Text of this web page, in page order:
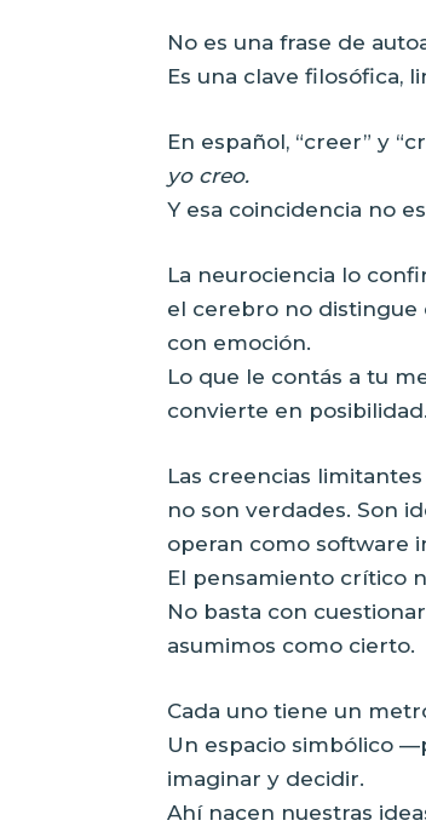
No es una frase de
Es una clave filosófica,
En español, “creer” y
yo creo.
Y esa coincidencia no
La neurociencia lo
el cerebro no distingue
con emoción.
Lo que le contás a tu
convierte en posibilidad.
Las creencias
no son verdades. Son
operan como software
El pensamiento crítico
No basta con
asumimos como cierto.
Cada uno tiene un
Un espacio simbólico
imaginar y decidir.
Ahí nacen nuestras